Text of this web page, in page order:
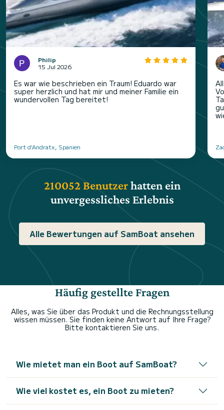
Philip
15 Jul 2026
Es war wie beschrieben ein Traum! Eduardo war
super herzlich und hat mir und meiner Familie ein
wundervollen Tag bereitet!
Port d'Andratx, Spanien
210052 Benutzerhatten ein
unvergessliches Erlebnis
Alle Bewertungen auf SamBoat ansehen
Häufig gestellte Fragen
Alles, was Sie über das Produkt und die Rechnungsstellung
wissen müssen. Sie finden keine Antwort auf Ihre Frage?
Bitte kontaktieren Sie uns.
Wie mietet man ein Boot auf SamBoat?
Wie viel kostet es, ein Boot zu mieten?